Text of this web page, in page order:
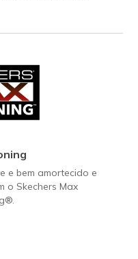
e bem amortecido e
o Skechers Max